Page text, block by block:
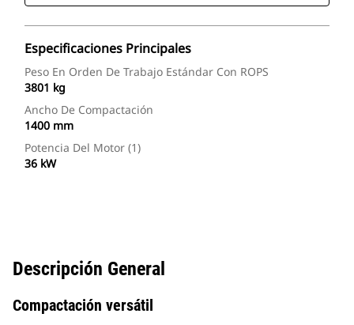
Especificaciones Principales
Peso En Orden De Trabajo Estándar Con ROPS
3801 kg
Ancho De Compactación
1400 mm
Potencia Del Motor (1)
36 kW
Descripción General
Compactación versátil